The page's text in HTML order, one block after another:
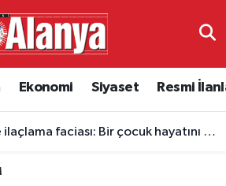
Ekonomi Siyaset Resmi
faciası: Bir çocuk hayatını kaybetti
Vakitleri